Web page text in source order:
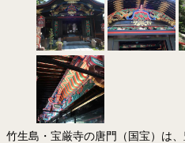
竹生島・宝厳寺の唐門（国宝）は